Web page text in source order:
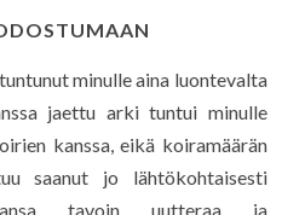
minulle aina luontevalta
jaettu arki tuntui minulle
kanssa, eikä koiramäärän
saanut jo lähtökohtaisesti
tavoin uutteraa ja